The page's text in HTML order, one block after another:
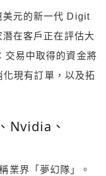
美元的新一代 Digit
在客戶正在評估大
交易中取得的資金將
現有訂單，以及拓
Nvidia、
業界「夢幻隊」。